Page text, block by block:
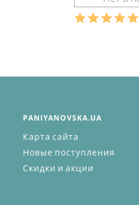
PANIYANOVSKA.UA
Карта сайта
Новые поступления
Скидки и акции